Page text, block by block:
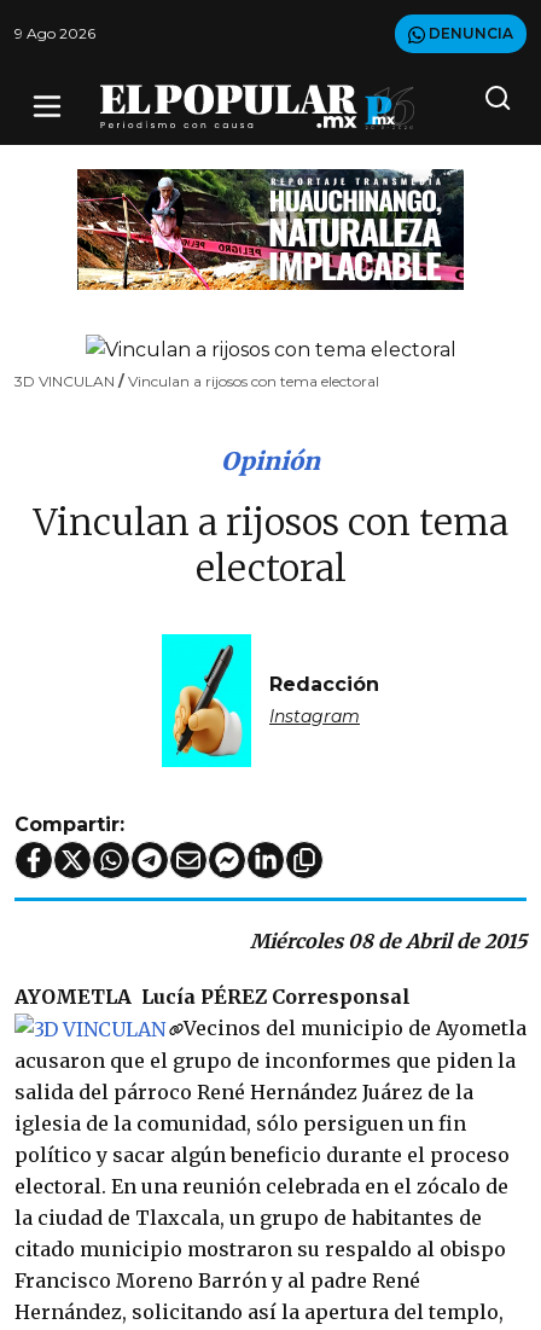
9 Ago 2026 DENUNCIA
3D VINCULAN / Vinculan a rijosos con tema electoral
Opinión
Vinculan a rijosos con tema
electoral
Redacción
Instagram
Compartir:
Miércoles 08 de Abril de 2015
AYOMETLA Lucía PÉREZ Corresponsal
Vecinos del municipio de Ayometla
acusaron que el grupo de inconformes que piden la
salida del párroco René Hernández Juárez de la
iglesia de la comunidad, sólo persiguen un fin
político y sacar algún beneficio durante el proceso
electoral. En una reunión celebrada en el zócalo de
la ciudad de Tlaxcala, un grupo de habitantes de
citado municipio mostraron su respaldo al obispo
Francisco Moreno Barrón y al padre René
Hernández, solicitando así la apertura del templo,